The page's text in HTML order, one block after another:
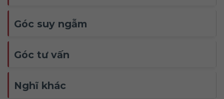
Góc suy ngẫm
Góc tư vấn
Nghĩ khác